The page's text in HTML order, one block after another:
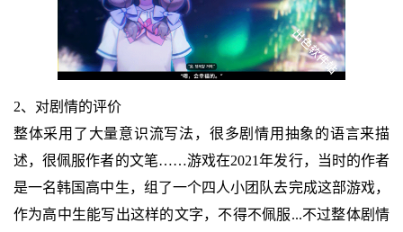
2、对剧情的评价
整体采用了大量意识流写法，很多剧情用抽象的语言来描
述，很佩服作者的文笔……游戏在2021年发行，当时的作者
是一名韩国高中生，组了一个四人小团队去完成这部游戏，
作为高中生能写出这样的文字，不得不佩服...不过整体剧情